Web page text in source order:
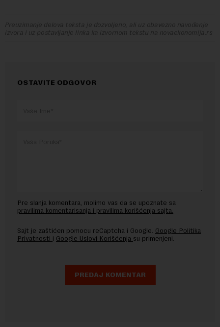
Preuzimanje delova teksta je dozvoljeno, ali uz obavezno navođenje
izvora i uz postavljanje linka ka izvornom tekstu na novaekonomija.rs
OSTAVITE ODGOVOR
Pre slanja komentara, molimo vas da se upoznate sa
pravilima komentarisanja i pravilima korišćenja sajta.
Sajt je zaštićen pomocu reCaptcha i Google. Google Politika
Privatnosti i Google Uslovi Korišćenja su primenjeni.